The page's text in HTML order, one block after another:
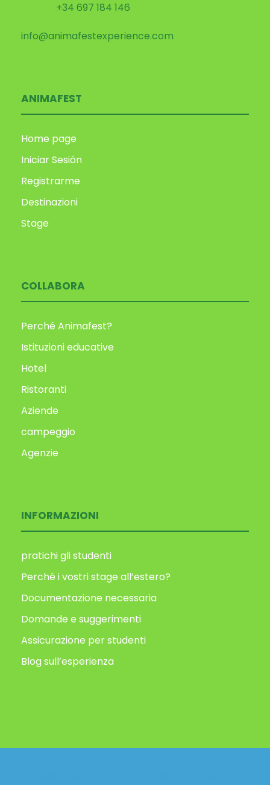
+34 697 184 146
info@animafestexperience.com
ANIMAFEST
Home page
Iniciar Sesión
Registrarme
Destinazioni
Stage
COLLABORA
Perché Animafest?
Istituzioni educative
Hotel
Ristoranti
Aziende
campeggio
Agenzie
INFORMAZIONI
pratichi gli studenti
Perché i vostri stage all’estero?
Documentazione necessaria
Domande e suggerimenti
Assicurazione per studenti
Blog sull’esperienza